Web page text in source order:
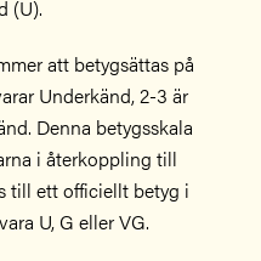
(U).
att betygsättas på
Underkänd, 2-3 är
Denna betygsskala
i återkoppling till
till ett officiellt betyg i
U, G eller VG.